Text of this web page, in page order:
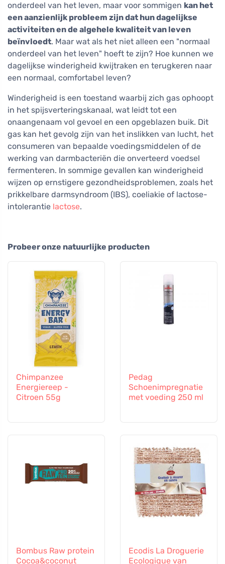
onderdeel van het leven, maar voor sommigen kan het
een aanzienlijk probleem zijn dat hun dagelijkse
activiteiten en de algehele kwaliteit van leven
beïnvloedt. Maar wat als het niet alleen een "normaal
onderdeel van het leven" hoeft te zijn? Hoe kunnen we
dagelijkse winderigheid kwijtraken en terugkeren naar
een normaal, comfortabel leven?
Winderigheid is een toestand waarbij zich gas ophoopt
in het spijsverteringskanaal, wat leidt tot een
onaangenaam vol gevoel en een opgeblazen buik. Dit
gas kan het gevolg zijn van het inslikken van lucht, het
consumeren van bepaalde voedingsmiddelen of de
werking van darmbacteriën die onverteerd voedsel
fermenteren. In sommige gevallen kan winderigheid
wijzen op ernstigere gezondheidsproblemen, zoals het
prikkelbare darmsyndroom (IBS), coeliakie of lactose-
intolerantie lactose.
Probeer onze natuurlijke producten
Chimpanzee
Energiereep -
Citroen 55g
Pedag
Schoenimpregnatie
met voeding 250 ml
Bombus Raw protein
Cocoa&coconut
Ecodis La Droguerie
Ecologique van